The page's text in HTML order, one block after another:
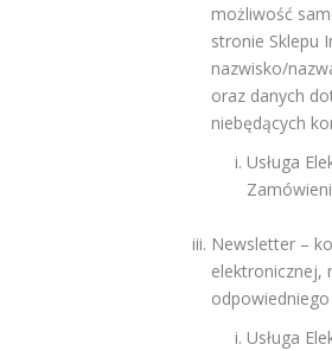
możliwość
stronie Sklepu
nazwisko/
oraz danych
niebędących
Usługa
Newsletter –
elektronicznej,
Usługa